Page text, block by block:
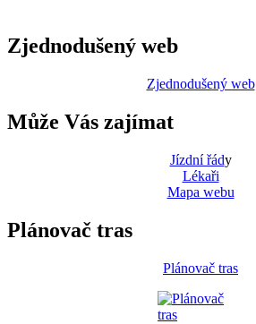
Zjednodušený web
Zjednodušený web
Může Vás zajímat
Jízdní řády
Lékaři
Mapa webu
Plánovač tras
Plánovač tras